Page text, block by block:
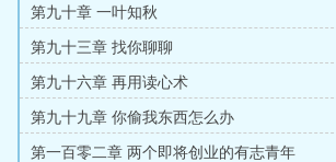
第九十章 一叶知秋
第九十三章 找你聊聊
第九十六章 再用读心术
第九十九章 你偷我东西怎么办
第一百零二章 两个即将创业的有志青年